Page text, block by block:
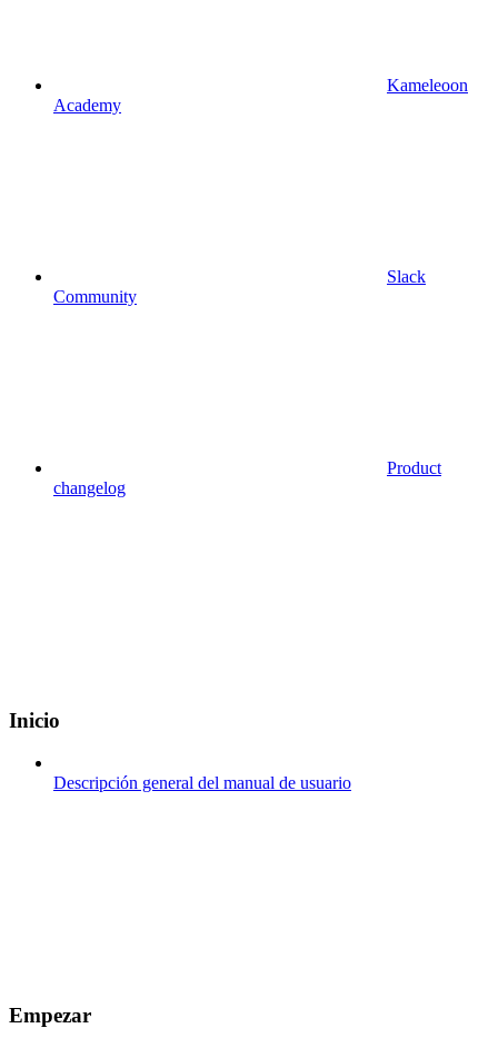
Kameleoon
Academy
Slack
Community
Product
changelog
Inicio
Descripción general del manual de usuario
Empezar